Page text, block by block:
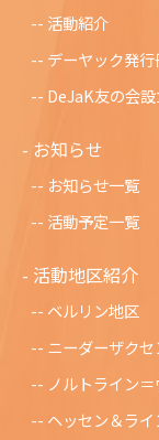
活動紹介
デーヤック発
DeJaK友の会
お知らせ
お知らせ一覧
活動予定一覧
活動地区紹介
ベルリン地区
ニーダーザク
ノルトライン
ヘッセン＆ラ